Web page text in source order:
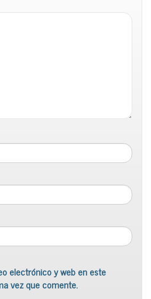
electrónico y web en este
vez que comente.